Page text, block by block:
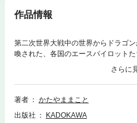
作品情報
第二次世界大戦中の世界からドラゴ
喚された、各国のエースパイロット
言語も国も文化も何もかもを忘れ、
ち向かう毎日を送っていた。そんな
喚された大日本帝国陸軍のパイロッ
ちのドイツ空軍エース・ルーデルと
殺し合いと、仲間の発狂。そして女
著者
かたやままこと
出版社
KADOKAWA